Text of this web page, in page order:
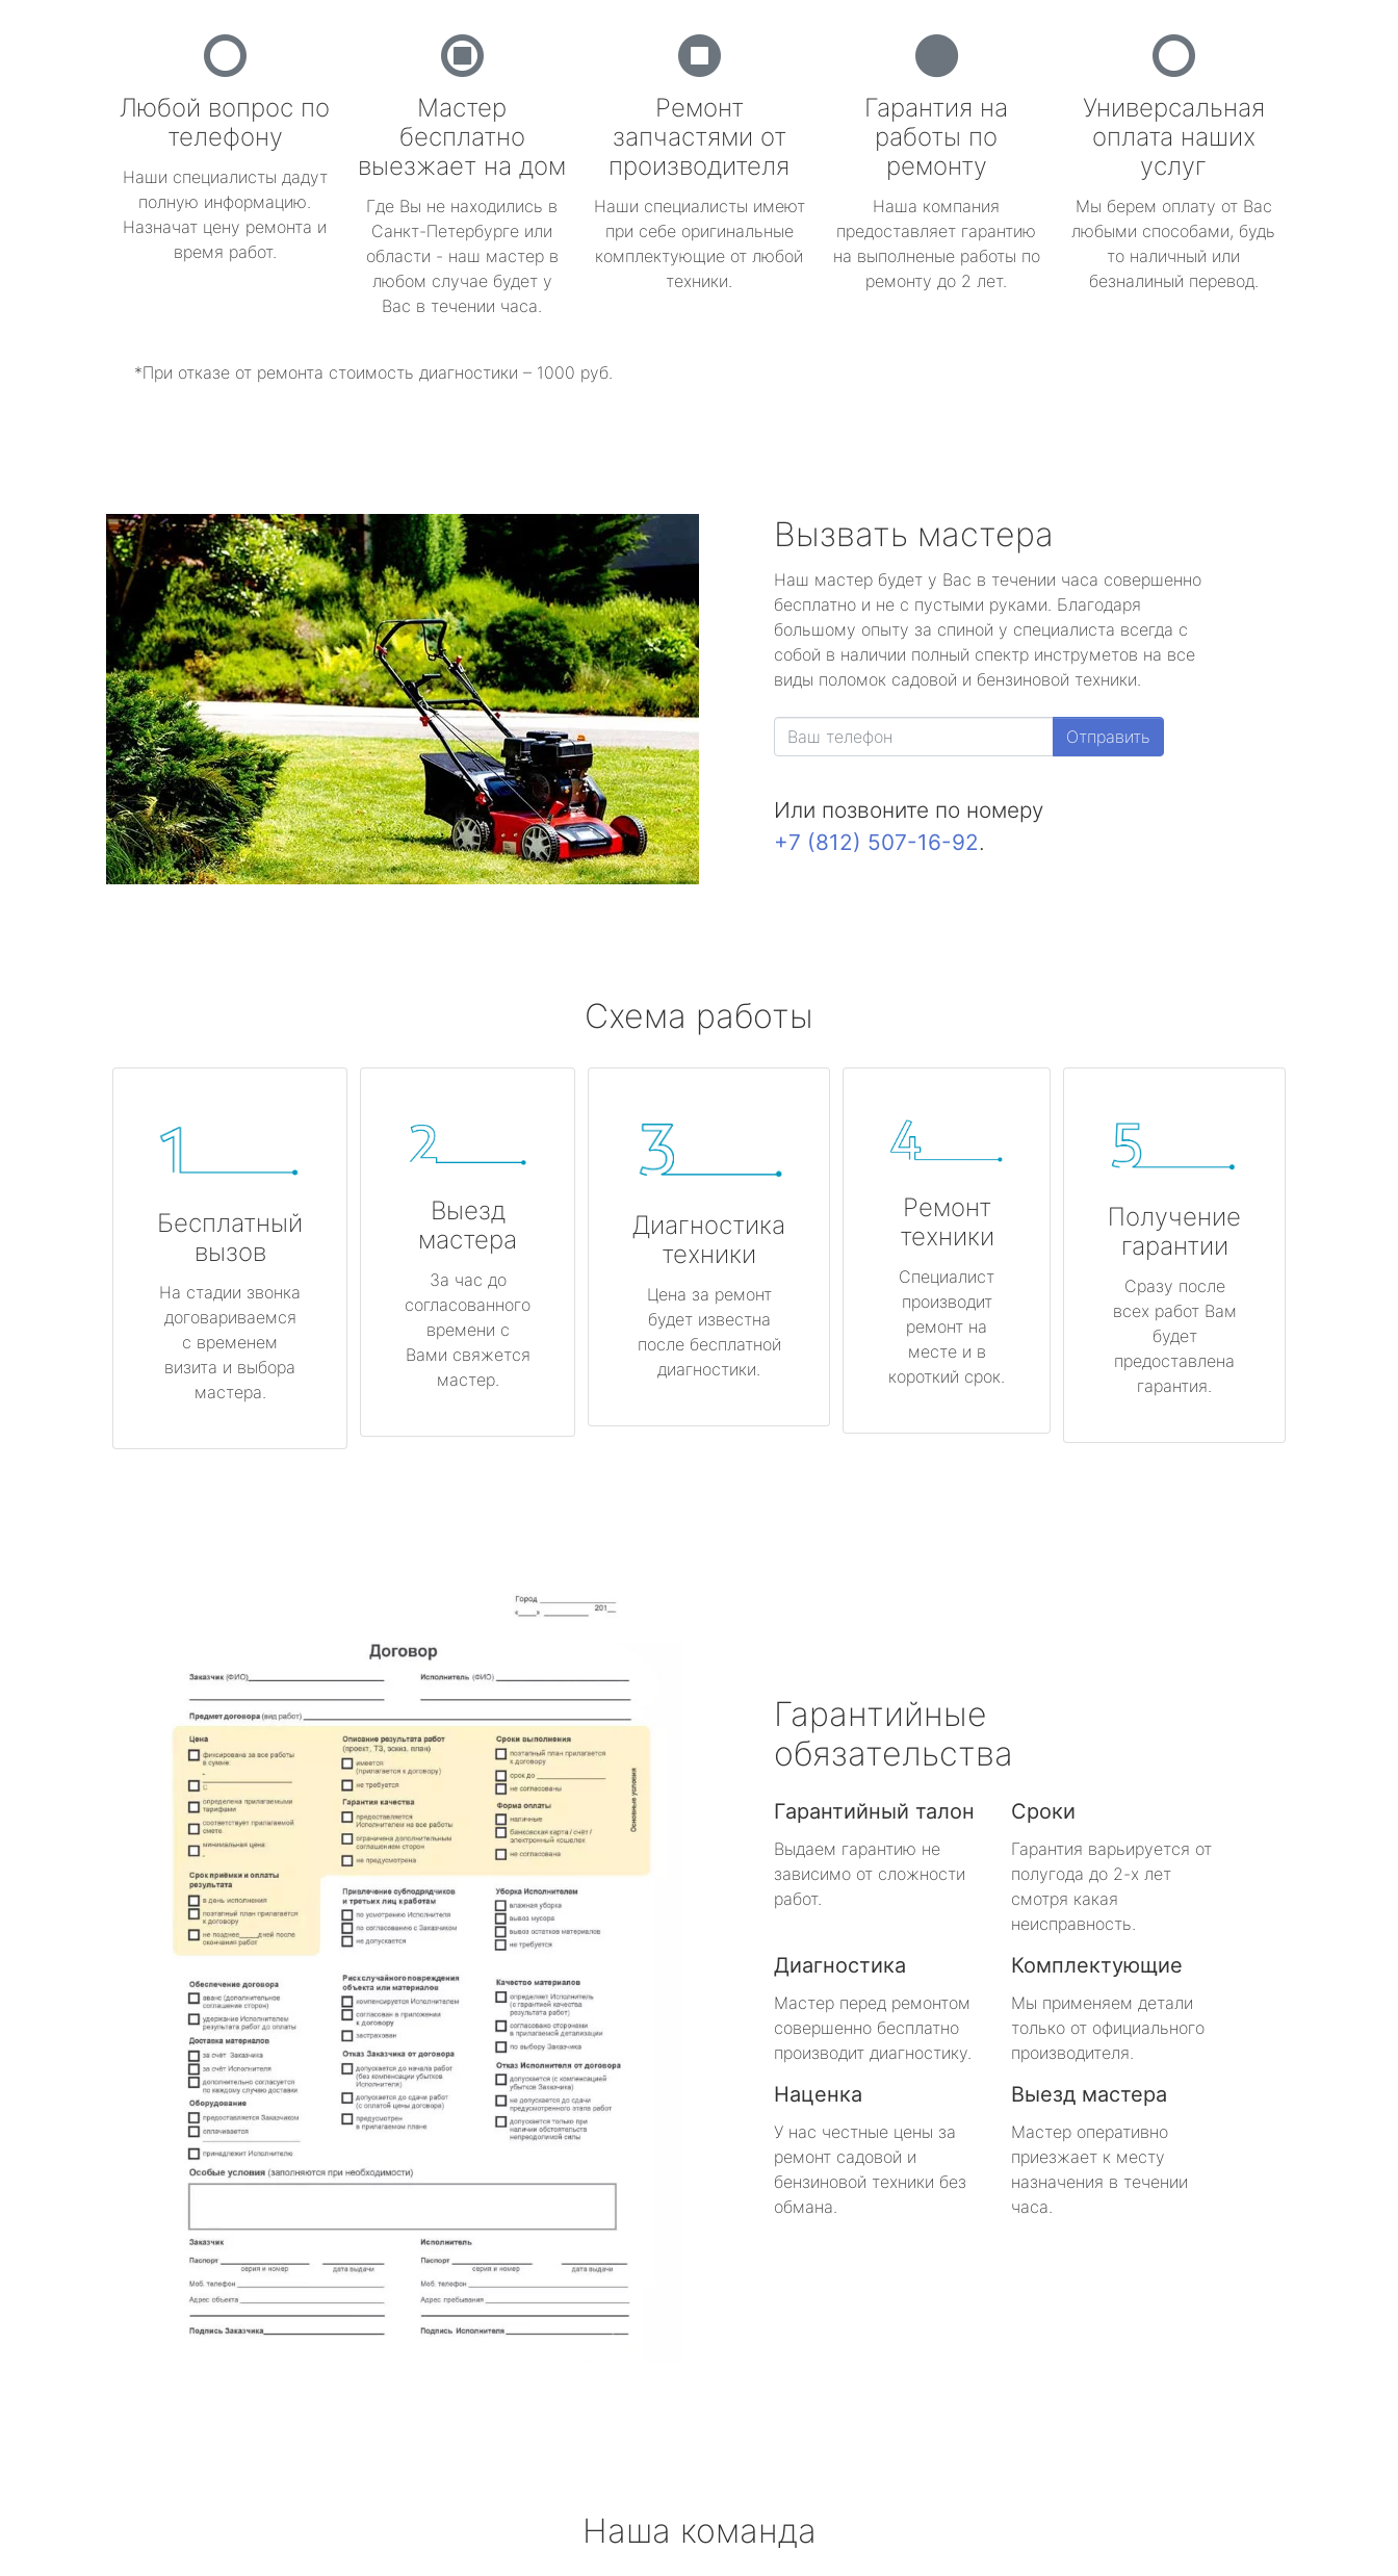
Любой вопрос по
телефону
Наши специалисты дадут
полную информацию.
Назначат цену ремонта и
время работ.
Мастер
бесплатно
выезжает на дом
Где Вы не находились в
Санкт-Петербурге или
области - наш мастер в
любом случае будет у
Вас в течении часа.
Ремонт
запчастями от
производителя
Наши специалисты имеют
при себе оригинальные
комплектующие от любой
техники.
Гарантия на
работы по
ремонту
Наша компания
предоставляет гарантию
на выполненые работы по
ремонту до 2 лет.
Универсальная
оплата наших
услуг
Мы берем оплату от Вас
любыми способами, будь
то наличный или
безналиный перевод.
*При отказе от ремонта стоимость диагностики – 1000 руб.
Вызвать мастера
Наш мастер будет у Вас в течении часа совершенно
бесплатно и не с пустыми руками. Благодаря
большому опыту за спиной у специалиста всегда с
собой в наличии полный спектр инструметов на все
виды поломок садовой и бензиновой техники.
Отправить
Или позвоните по номеру
+7 (812) 507-16-92.
Схема работы
Бесплатный
вызов
На стадии звонка
договариваемся
с временем
визита и выбора
мастера.
Выезд
мастера
За час до
согласованного
времени с
Вами свяжется
мастер.
Диагностика
техники
Цена за ремонт
будет известна
после бесплатной
диагностики.
Ремонт
техники
Специалист
производит
ремонт на
месте и в
короткий срок.
Получение
гарантии
Сразу после
всех работ Вам
будет
предоставлена
гарантия.
Гарантийные
обязательства
Гарантийный талон
Выдаем гарантию не
зависимо от сложности
работ.
Сроки
Гарантия варьируется от
полугода до 2-х лет
смотря какая
неисправность.
Диагностика
Мастер перед ремонтом
совершенно бесплатно
производит диагностику.
Комплектующие
Мы применяем детали
только от официального
производителя.
Наценка
У нас честные цены за
ремонт садовой и
бензиновой техники без
обмана.
Выезд мастера
Мастер оперативно
приезжает к месту
назначения в течении
часа.
Наша команда